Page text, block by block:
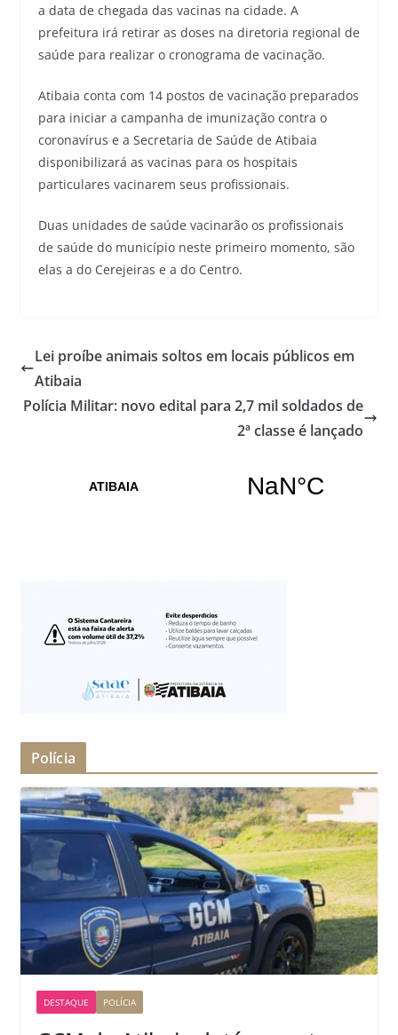
a data de chegada das vacinas na cidade. A
prefeitura irá retirar as doses na diretoria regional de
saúde para realizar o cronograma de vacinação.
Atibaia conta com 14 postos de vacinação preparados
para iniciar a campanha de imunização contra o
coronavírus e a Secretaria de Saúde de Atibaia
disponibilizará as vacinas para os hospitais
particulares vacinarem seus profissionais.
Duas unidades de saúde vacinarão os profissionais
de saúde do município neste primeiro momento, são
elas a do Cerejeiras e a do Centro.
Lei proíbe animais soltos em locais públicos em
Atibaia
Polícia Militar: novo edital para 2,7 mil soldados de
2ª classe é lançado
Polícia
DESTAQUE POLÍCIA